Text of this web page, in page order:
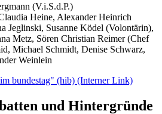
(V.i.S.d.P.)
Heine, Alexander Heinrich
Jeglinski, Susanne Ködel (Volontärin),
Metz, Sören Christian Reimer (Chef
Michael Schmidt, Denise Schwarz,
Weinlein
bundestag" (hib) (Interner Link)
und Hintergründe